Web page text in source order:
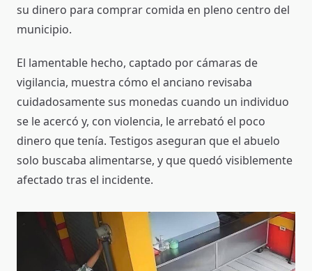
su dinero para comprar comida en pleno centro del
municipio.
El lamentable hecho, captado por cámaras de
vigilancia, muestra cómo el anciano revisaba
cuidadosamente sus monedas cuando un individuo
se le acercó y, con violencia, le arrebató el poco
dinero que tenía. Testigos aseguran que el abuelo
solo buscaba alimentarse, y que quedó visiblemente
afectado tras el incidente.